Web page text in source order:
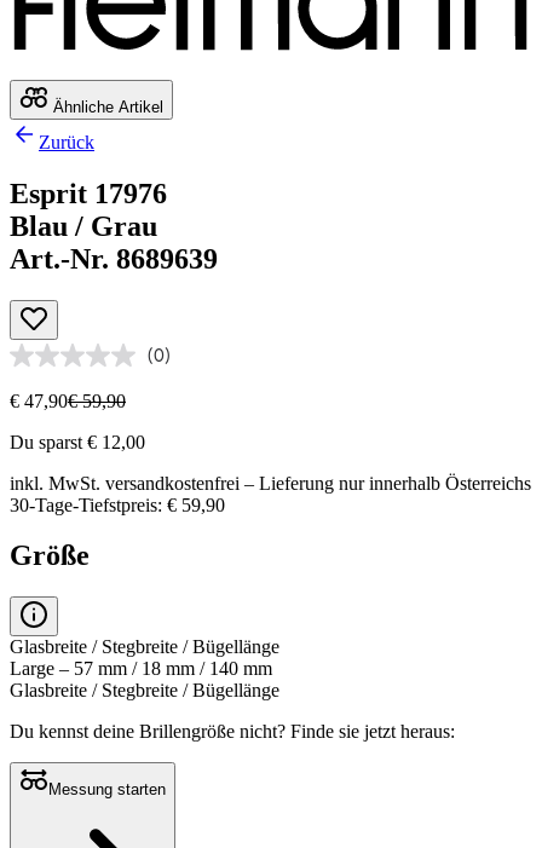
Ähnliche Artikel
Zurück
Esprit 17976
Blau / Grau
Art.-Nr. 8689639
(0)
€ 47,90€ 59,90
Du sparst € 12,00
inkl. MwSt. versandkostenfrei – Lieferung nur innerhalb Österreichs
30-Tage-Tiefstpreis: € 59,90
Größe
Glasbreite / Stegbreite / Bügellänge
Large – 57 mm / 18 mm / 140 mm
Glasbreite / Stegbreite / Bügellänge
Du kennst deine Brillengröße nicht? Finde sie jetzt heraus:
Messung starten